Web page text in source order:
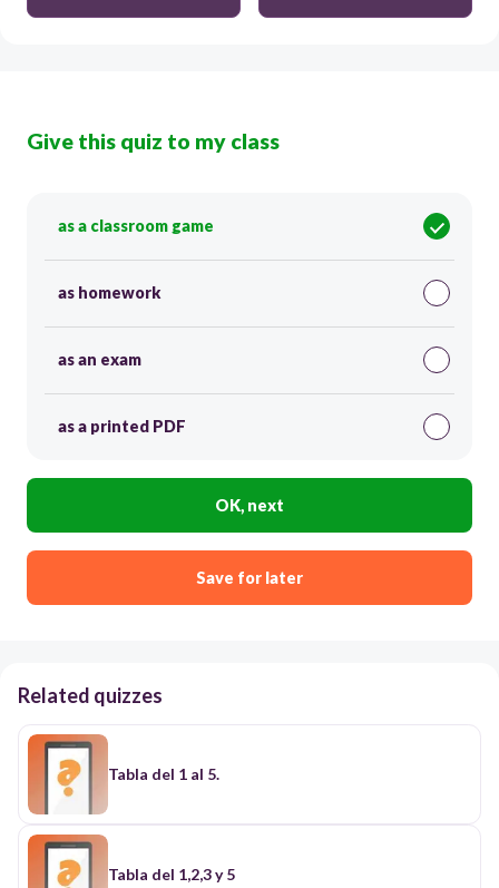
Give this quiz to my class
as a classroom game
as homework
as an exam
as a printed PDF
OK, next
Save for later
Related quizzes
Tabla del 1 al 5.
Tabla del 1,2,3 y 5